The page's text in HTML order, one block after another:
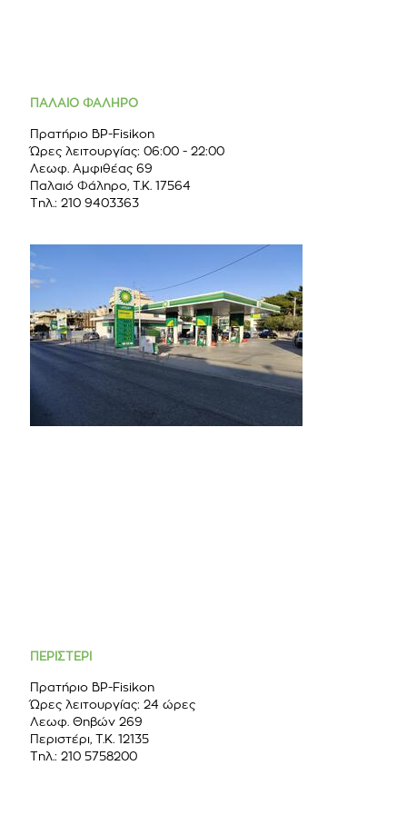
ΠΑΛΑΙΟ ΦΑΛΗΡΟ
Πρατήριο BP-Fisikon
Ώρες λειτουργίας: 06:00 - 22:00
Λεωφ. Αμφιθέας 69
Παλαιό Φάληρο, Τ.Κ. 17564
Τηλ.: 210 9403363
ΠΕΡΙΣΤΕΡΙ
Πρατήριο BP-Fisikon
Ώρες λειτουργίας: 24 ώρες
Λεωφ. Θηβών 269
Περιστέρι, Τ.Κ. 12135
Τηλ.: 210 5758200